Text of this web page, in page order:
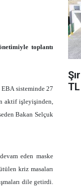
toplantı
sisteminde 27
aktif işleyişinden,
Bakan Selçuk
eden maske
kriz masaları
dile getirdi.